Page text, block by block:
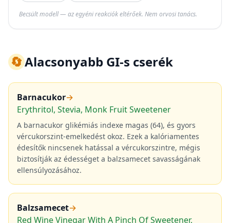
Becsült modell — az egyéni reakciók eltérőek. Nem orvosi tanács.
🔄Alacsonyabb GI-s cserék
Barnacukor→
Erythritol, Stevia, Monk Fruit Sweetener
A barnacukor glikémiás indexe magas (64), és gyors
vércukorszint-emelkedést okoz. Ezek a kalóriamentes
édesítők nincsenek hatással a vércukorszintre, mégis
biztosítják az édességet a balzsamecet savasságának
ellensúlyozásához.
Balzsamecet→
Red Wine Vinegar With A Pinch Of Sweetener,